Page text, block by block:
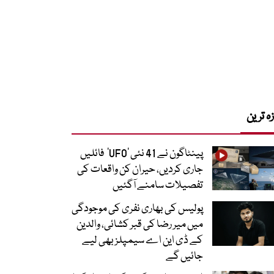
ترین
پینٹاگون نے 41 نئی ’UFO‘ فائلیں
جاری کردیں، حیران کن واقعات کی
تفصیلات سامنے آگئیں
پولیس کی بھاری نفری کی موجودگی
میں میر رضا کی قبر کشائی، والدین
کے ڈی این اے سیمپلز بھی لیے
جائیں گے